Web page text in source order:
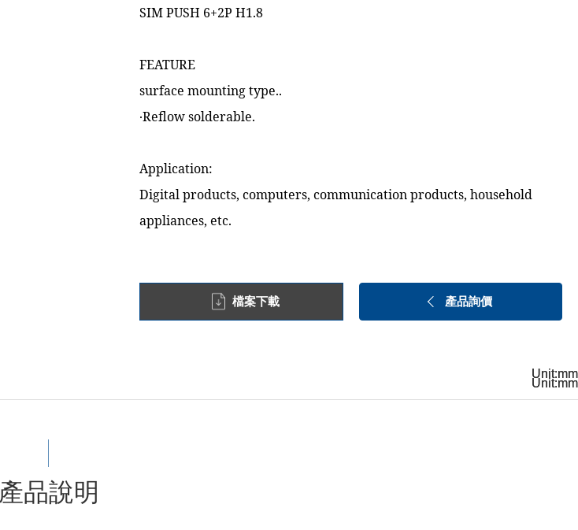
SIM PUSH 6+2P H1.8
FEATURE
surface mounting type..
‧Reflow solderable.
Application:
Digital products, computers, communication products, household
appliances, etc.
檔案下載 產品詢價
產品說明
Unit:mm
Unit:mm
Unit:mm
Unit:mm